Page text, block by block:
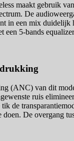
maakt gebruik
De
in een mix duidelijk
een 5-bands
(ANC) van dit
ruis
tik de
De overgang